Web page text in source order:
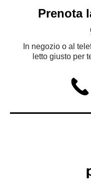
Prenota
In negozio o al
letto giusto per